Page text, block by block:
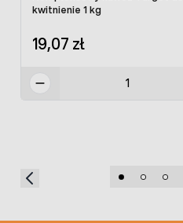
kwitnienie 1 kg
19,07 zł